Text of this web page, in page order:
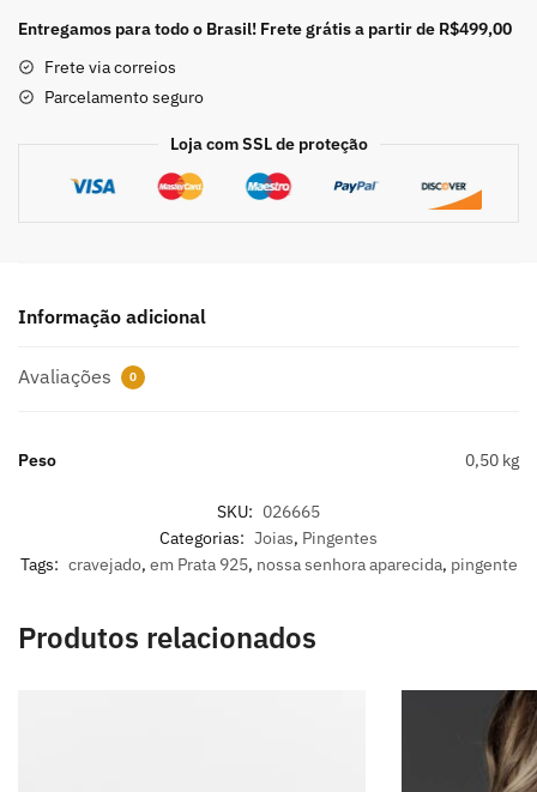
Entregamos para todo o Brasil! Frete grátis a partir de R$499,00
Frete via correios
Parcelamento seguro
Loja com SSL de proteção
Informação adicional
Avaliações 0
Peso 0,50 kg
SKU: 026665
Categorias: Joias, Pingentes
Tags: cravejado, em Prata 925, nossa senhora aparecida, pingente
Produtos relacionados